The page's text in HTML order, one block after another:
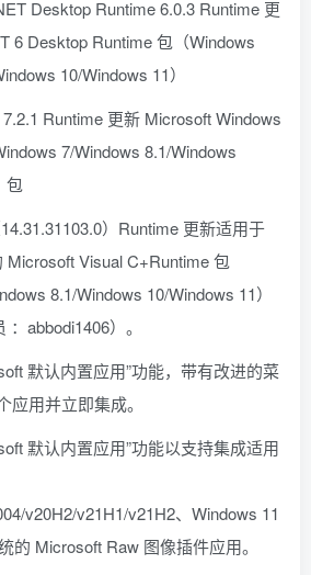
Desktop Runtime 6.0.3 Runtime 更
6 Desktop Runtime 包（Windows
10/Windows 11）
Runtime 更新 Microsoft Windows
7/Windows 8.1/Windows
包
）Runtime 更新适用于
Microsoft Visual C+Runtime 包
8.1/Windows 10/Windows 11）
：abbodi1406）。
默认内置应用”功能，带有改进的菜
用并立即集成。
默认内置应用”功能以支持集成适用
v20H2/v21H1/v21H2、Windows 11
的 Microsoft Raw 图像插件应用。